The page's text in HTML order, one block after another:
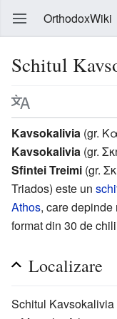
OrthodoxWiki
Schitul
Kavsokalivia (gr.
Kavsokalivia (gr.
Sfintei Treimi (gr.
Triados) este un
Athos, care depinde
format din 30 de
Localizare
Schitul